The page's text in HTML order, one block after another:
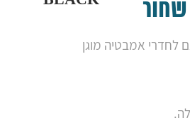
לחדרי אמבטיה מוגן